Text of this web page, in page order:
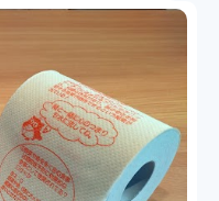
なまつり展」を開催
フェにて「みんなのひ
。